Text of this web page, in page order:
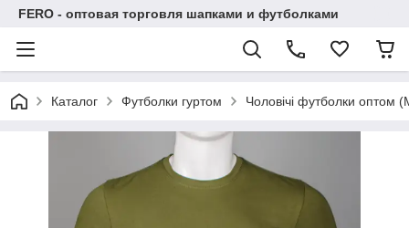
FERO - оптовая торговля шапками и футболками
Каталог Футболки гуртом Чоловічі футболки оптом